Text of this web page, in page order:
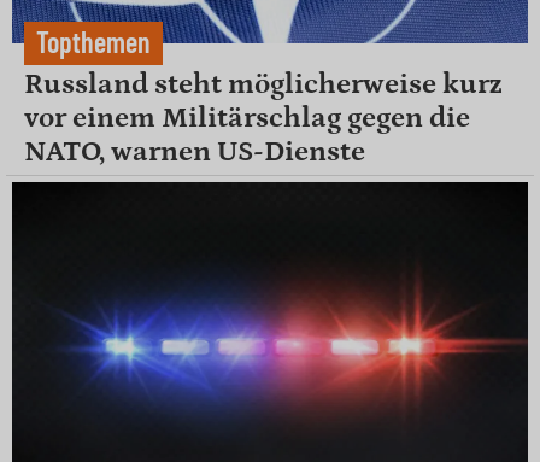
Topthemen
Russland steht möglicherweise kurz
vor einem Militärschlag gegen die
NATO, warnen US-Dienste